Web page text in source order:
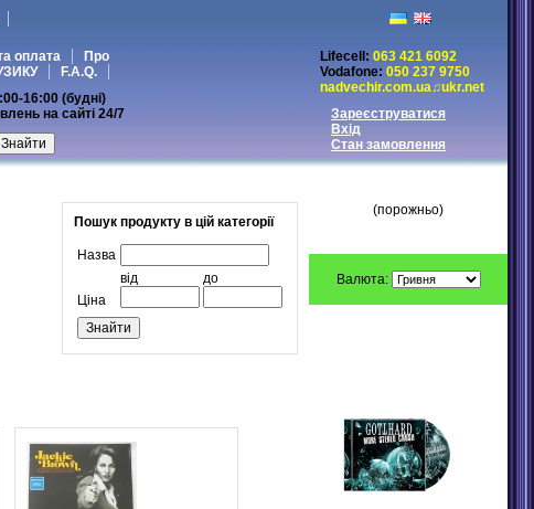
оплата
Про
F.A.Q.
16:00 (будні)
на сайті 24/7
Lifecell: 063 421 6092
Vodafone: 050 237 9750
nadvechir.com.ua♫ukr.net
Зареєструватися
Вхід
Стан замовлення
Пошук продукту в цій категорії
Назва
Ціна
від до
(порожньо)
Валюта: